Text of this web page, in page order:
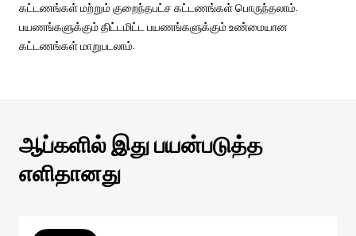
கட்டணங்கள் மற்றும் குறைந்தபட்ச கட்டணங்கள் பொருந்தலாம்.
பயணங்களுக்கும் திட்டமிட்ட பயணங்களுக்கும் உண்மையான
கட்டணங்கள் மாறுபடலாம்.
ஆப்களில் இது பயன்படுத்த
எளிதானது